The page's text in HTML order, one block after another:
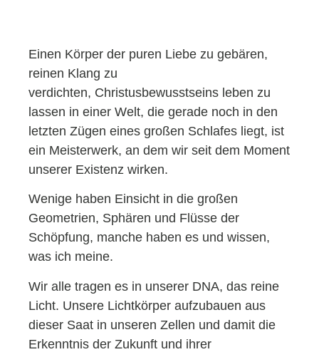
Einen Körper der puren Liebe zu gebären,
reinen Klang zu
verdichten, Christusbewusstseins leben zu
lassen in einer Welt, die gerade noch in den
letzten Zügen eines großen Schlafes liegt, ist
ein Meisterwerk, an dem wir seit dem Moment
unserer Existenz wirken.
Wenige haben Einsicht in die großen
Geometrien, Sphären und Flüsse der
Schöpfung, manche haben es und wissen,
was ich meine.
Wir alle tragen es in unserer DNA, das reine
Licht. Unsere Lichtkörper aufzubauen aus
dieser Saat in unseren Zellen und damit die
Erkenntnis der Zukunft und ihrer